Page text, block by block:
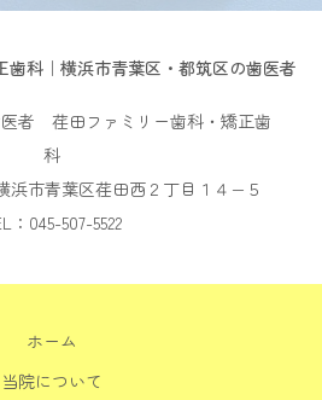
歯科｜横浜市青葉区・都筑区の歯医者
者 荏田ファミリー歯科・矯正歯
科
浜市青葉区荏田西２丁目１４−５
：045-507-5522
ホーム
当院について